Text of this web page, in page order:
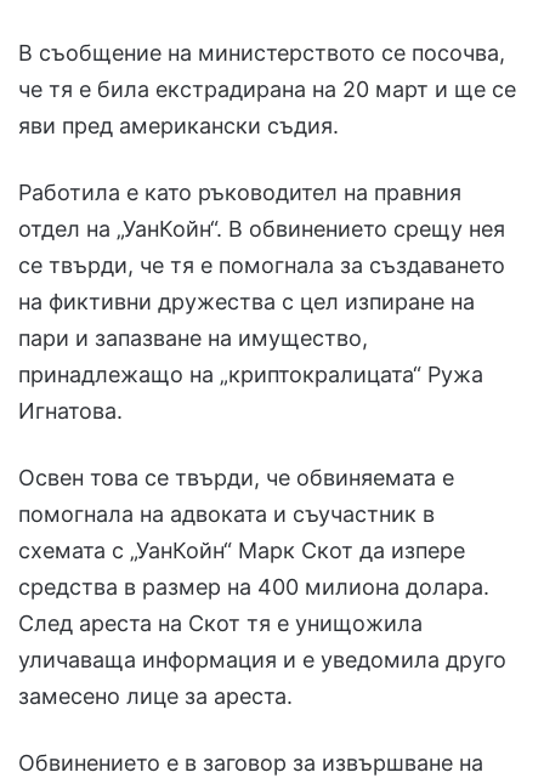
В съобщение на министерството се посочва,
че тя е била екстрадирана на 20 март и ще се
яви пред американски съдия.
Работила е като ръководител на правния
отдел на „УанКойн“. В обвинението срещу нея
се твърди, че тя е помогнала за създаването
на фиктивни дружества с цел изпиране на
пари и запазване на имущество,
принадлежащо на „криптокралицата“ Ружа
Игнатова.
Освен това се твърди, че обвиняемата е
помогнала на адвоката и съучастник в
схемата с „УанКойн“ Марк Скот да изпере
средства в размер на 400 милиона долара.
След ареста на Скот тя е унищожила
уличаваща информация и е уведомила друго
замесено лице за ареста.
Обвинението е в заговор за извършване на